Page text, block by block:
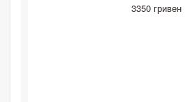
3350 гривен